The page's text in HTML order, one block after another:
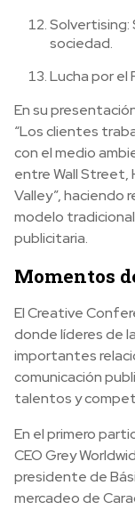
Solvertising:
sociedad.
Lucha por el
En su
“Los clientes
con el medio
entre Wall Street,
Valley”, haciendo
modelo
publicitaria.
Momentos
El Creative
donde líderes de
importantes
comunicación
talentos y
En el primero
CEO Grey
presidente de
mercadeo de